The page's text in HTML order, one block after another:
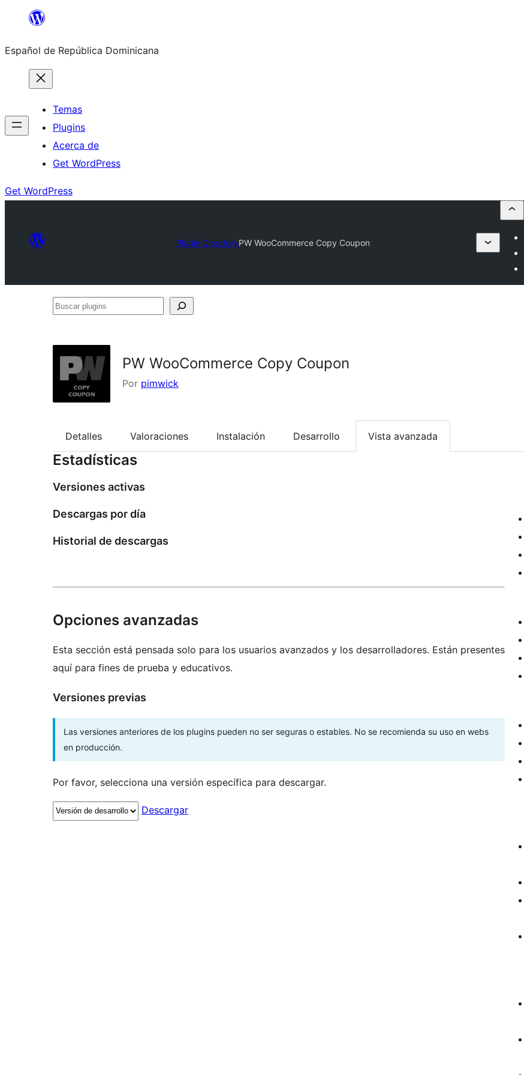
Saltar
contenido
Español de República Dominicana
Temas
Plugins
Acerca de
Get WordPress
Get WordPress
Plugin DirectoryPW WooCommerce Copy Coupon
Buscar
PW WooCommerce Copy Coupon
Por pimwick
Detalles Valoraciones Instalación Desarrollo Vista avanzada
Estadísticas
Versiones activas
Descargas por día
Historial de descargas
Opciones avanzadas
Esta sección está pensada solo para los usuarios avanzados y los desarrolladores. Están presentes
aquí para fines de prueba y educativos.
Versiones previas
Las versiones anteriores de los plugins pueden no ser seguras o estables. No se recomienda su uso en webs
en producción.
Por favor, selecciona una versión específica para descargar.
Descargar